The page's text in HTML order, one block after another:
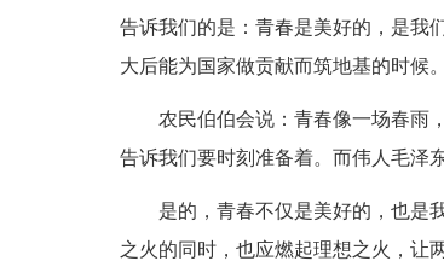
告诉我们的是：青春是美好的，是我
大后能为国家做贡献而筑地基的时候。
农民伯伯会说：青春像一场春雨
告诉我们要时刻准备着。而伟人毛
是的，青春不仅是美好的，也是
之火的同时，也应燃起理想之火，让